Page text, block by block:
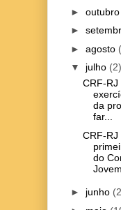
► outubro
►
► agosto
▼ julho (2)
CRF-RJ
da
far...
CRF-RJ
do
Jovem
► junho